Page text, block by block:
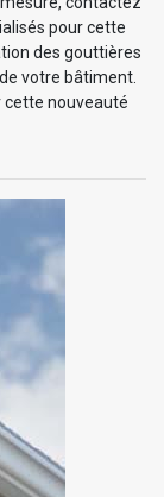
pour cette
des gouttières
votre bâtiment.
cette nouveauté